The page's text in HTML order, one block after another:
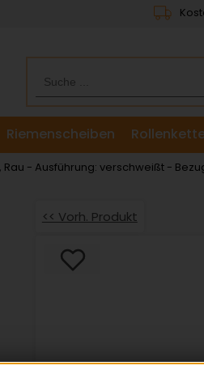
Riemenscheiben
Rau - Ausführung: verschweißt -
<< Vorh. Produkt